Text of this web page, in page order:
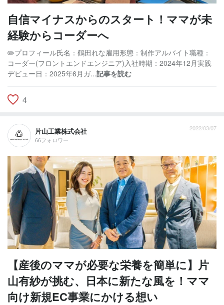
自信マイナスからのスタート！ママが未
経験からコーダーへ
✏️プロフィール氏名：鶴田れな雇用形態：制作アルバイト職種：
コーダー(フロントエンドエンジニア)入社時期：2024年12月実践
デビュー日：2025年6月ガ...記事を読む
4
片山工業株式会社
66フォロワー
2022/03/07
【産後のママが必要な栄養を簡単に】片
山有紗が挑む、日本に新たな風を！ママ
向け新規EC事業にかける想い